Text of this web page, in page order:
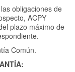
obligaciones de
ACPY
plazo máximo de
Común.